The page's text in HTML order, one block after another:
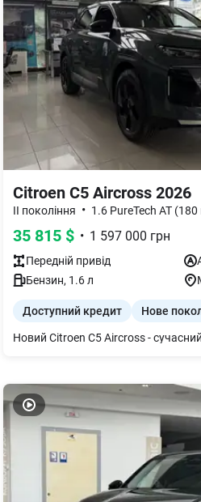
Citroen C5 Aircross 2026
II покоління • 1.6 PureTech AT (180
35 815 $ • 1 597 000 грн
Передній привід
Бензин, 1.6л
Доступний кредит Нове